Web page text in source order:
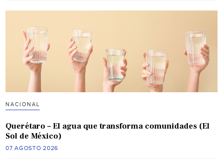
NACIONAL
Querétaro – El agua que transforma comunidades (El
Sol de México)
07 AGOSTO 2026